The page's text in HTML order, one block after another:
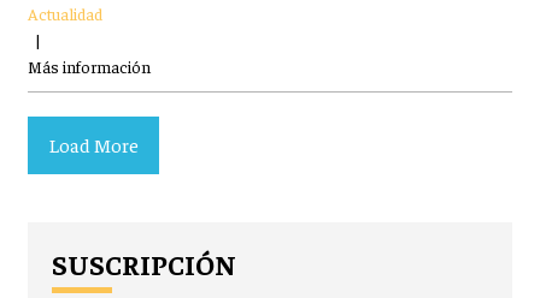
Actualidad
|
Más información
Load More
SUSCRIPCIÓN